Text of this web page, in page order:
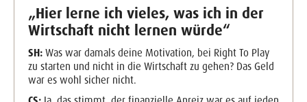
„Hier lerne ich vieles, was ich in der
Wirtschaft nicht lernen würde“
SH: Was war damals deine Motivation, bei Right To Play
zu starten und nicht in die Wirtschaft zu gehen? Das Geld
war es wohl sicher nicht.